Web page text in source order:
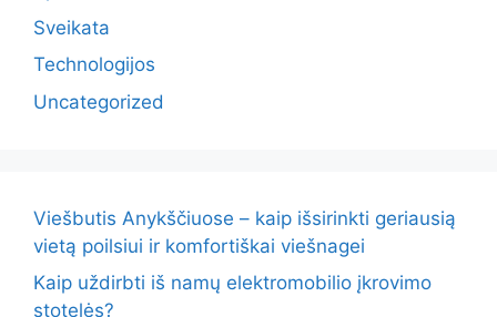
Sveikata
Technologijos
Uncategorized
Viešbutis Anykščiuose – kaip išsirinkti geriausią
vietą poilsiui ir komfortiškai viešnagei
Kaip uždirbti iš namų elektromobilio įkrovimo
stotelės?